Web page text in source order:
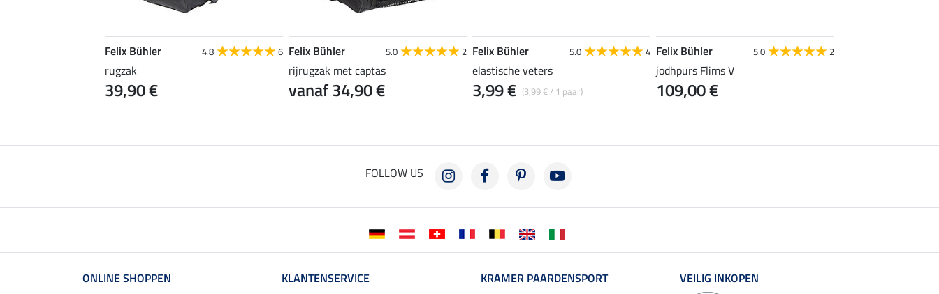
Felix Bühler 4.8 6
rugzak
39,90 €
Felix Bühler 5.0 2
rijrugzak met captas
vanaf 34,90 €
Felix Bühler 5.0 4
elastische veters
(3,99 € / 1 paar)
3,99 €
Felix Bühler 5.0 2
jodhpurs Flims V
109,00 €
FOLLOW US
ONLINE SHOPPEN
KLANTENSERVICE
KRAMER PAARDENSPORT
VEILIG INKOPEN